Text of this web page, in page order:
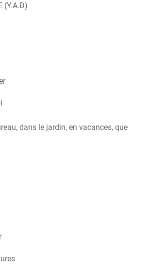
(Y.A.D)
dans le jardin, en vacances, que